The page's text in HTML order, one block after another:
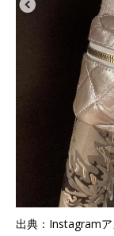
出典：Instagramア